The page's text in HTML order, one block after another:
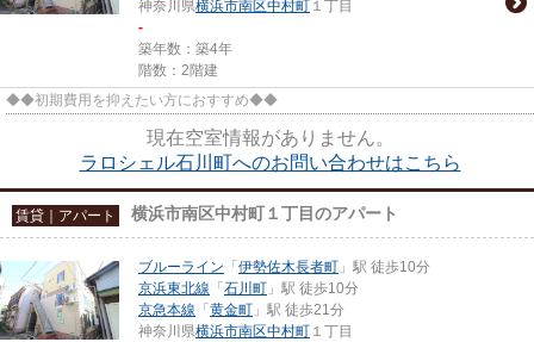
神奈川県横浜市南区中村町 １丁目
-
築年数：築4年
階数：2階建
◆◆初期費用を抑えたい方におすすめ◆◆
現在空室情報がありません。
ラロシェル石川町へのお問い合わせはこちら
賃貸｜アパート 横浜市南区中村町１丁目のアパート
ブルーライン 「 伊勢佐木長者町 」駅 徒歩10分
京浜東北線 「 石川町 」駅 徒歩10分
京急本線 「 黄金町 」駅 徒歩21分
神奈川県横浜市南区中村町 １丁目